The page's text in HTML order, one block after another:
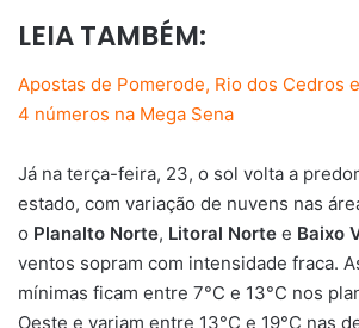
LEIA TAMBÉM:
Apostas de Pomerode, Rio dos Cedros
4 números na Mega Sena
Já na terça-feira, 23, o sol volta a
estado, com variação de nuvens nas
o Planalto Norte, Litoral Norte e Baixo
ventos sopram com intensidade fraca.
mínimas ficam entre 7°C e 13°C nos
Oeste e variam entre 13°C e 19°C nas